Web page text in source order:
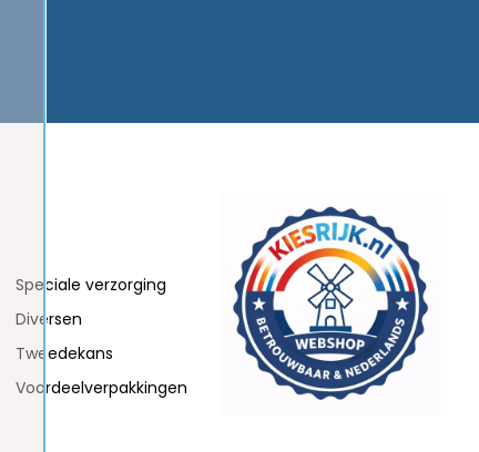
Speciale verzorging
Diversen
Tweedekans
Voordeelverpakkingen